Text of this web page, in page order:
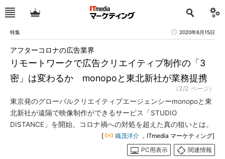
特集 2020年6月15日
リモートワークで広告クリエイティブ制作の「3
密」は変わるか monopoと東北新社が業務提携
アフターコロナの広告業界
（2/2 ページ）
東京発のグローバルクリエイティブエージェンシーmonopoと東
北新社が遠隔で映像制作ができるサービス「STUDIO
DISTANCE」を開始。コロナ禍への対処を超えた真の狙いとは。
[ 織茂洋介 ，ITmedia マーケティング]
PC用表示
関連情報